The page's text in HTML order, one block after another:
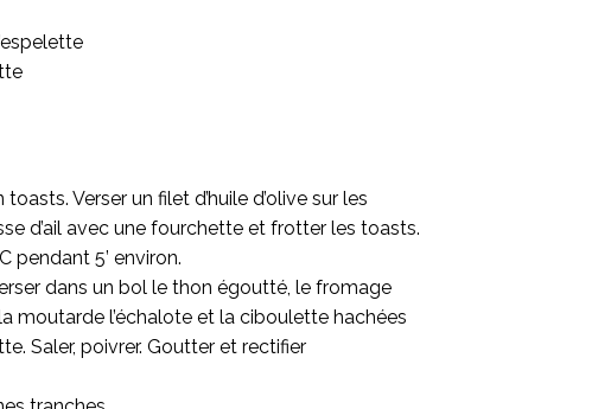
Verser un filet d’huile d’olive sur les
d’ail avec une fourchette et frotter les toasts.
pendant 5’ environ.
dans un bol le thon égoutté, le fromage
moutarde l’échalote et la ciboulette hachées
Saler, poivrer. Goutter et rectifier